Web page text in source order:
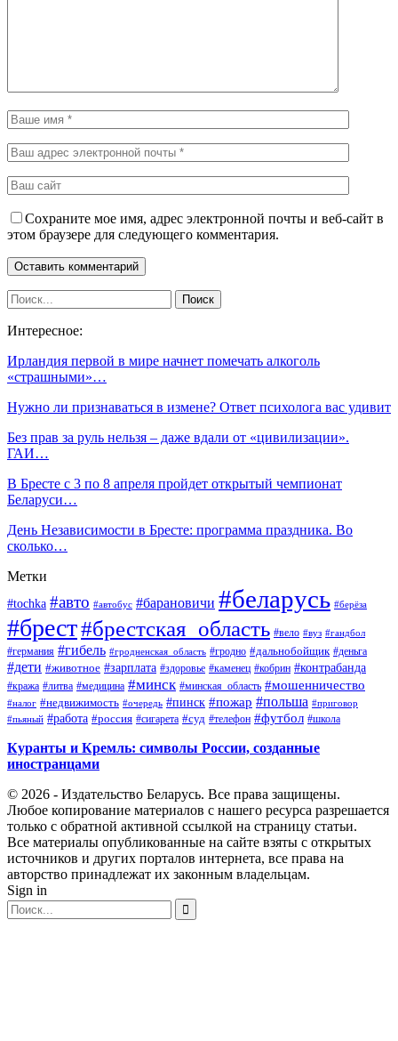
Сохраните мое имя, адрес электронной почты и веб-сайт в
этом браузере для следующего комментария.
Интересное:
Ирландия первой в мире начнет помечать алкоголь
«страшными»…
Нужно ли признаваться в измене? Ответ психолога вас удивит
Без прав за руль нельзя – даже вдали от «цивилизации».
ГАИ…
В Бресте с 3 по 8 апреля пройдет открытый чемпионат
Беларуси…
День Независимости в Бресте: программа праздника. Во
сколько…
Метки
#tochka #авто #автобус #барановичи #беларусь #берёза
#брест#брестская_область #вело #вуз #гандбол
#германия #гибель #гродненская_область #гродно #дальнобойщик #деньга
#дети #животное #зарплата #здоровье #каменец #кобрин #контрабанда
#кража #литва #медицина #минск #минская_область #мошенничество
#налог #недвижимость #очередь #пинск #пожар #польша #приговор
#пьяный #работа #россия #сигарета #суд #телефон #футбол #школа
Куранты и Кремль: символы России, созданные
иностранцами
© 2026 - Издательство Беларусь. Все права защищены.
Любое копирование материалов с нашего ресурса разрешается
только с обратной активной ссылкой на страницу статьи.
Все материалы опубликованные на сайте взяты с открытых
источников и других порталов интернета, все права на
авторство принадлежат их законным владельцам.
Sign in